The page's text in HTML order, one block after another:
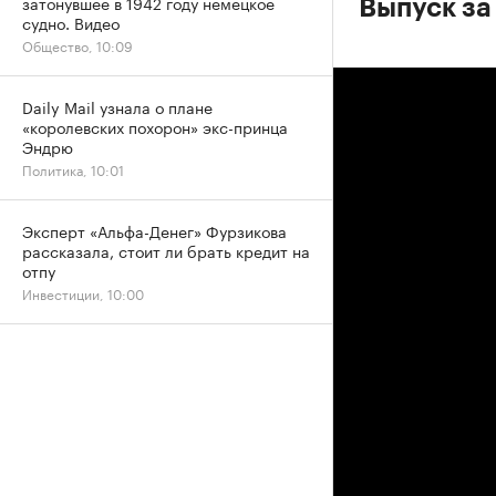
Выпуск
судно. Видео
Общество, 10:09
Daily Mail узнала о плане
«королевских похорон» экс-принца
Эндрю
Политика, 10:01
Эксперт «Альфа-Денег» Фурзикова
рассказала, стоит ли брать кредит на
отпу
Инвестиции, 10:00